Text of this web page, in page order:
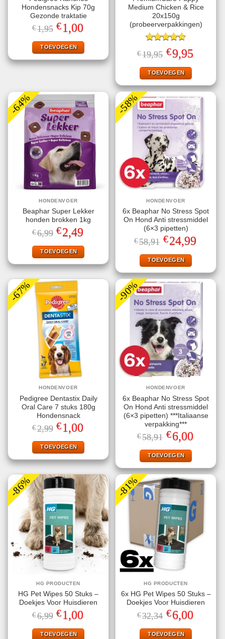
Hondensnacks Kip 70g
Gezonde traktatie
€1,95 Oorspronkelijke
prijs
was:
€1,95.
€1,00
is:
€1,00.
TOEVOEGEN
Medium Chicken & Rice
20x150g
(probeerverpakkingen)
Gewaardeerd
4.60uit 5
€19,95 Oorspronkelijke
prijs
was:
€19,95.
€9,95prijs
TOEVOEGEN
-64%
HONDENVOER
Beaphar Super Lekker
honden brokken 1kg
€6,99 Oorspronkelijke
prijs
was:
€6,99.
€2,49
is:
€2,49.
TOEVOEGEN
-58%
HONDENVOER
6x Beaphar No Stress Spot
On Hond Anti stressmiddel
(6×3 pipetten)
€58,91 Oorspronkelijke
prijs
was:
€58,91.
€24,99Huidige
prijs
TOEVOEGEN
-67%
HONDENVOER
Pedigree Dentastix Daily
Oral Care 7 stuks 180g
Hondensnack
€2,99 Oorspronkelijke
prijs
was:
€2,99.
€1,00
is:
€1,00.
TOEVOEGEN
-90%
HONDENVOER
6x Beaphar No Stress Spot
On Hond Anti stressmiddel
(6×3 pipetten) ***Italiaanse
verpakking***
€58,91 Oorspronkelijke
prijs
was:
€58,91.
€6,00Huidige
prijs
TOEVOEGEN
-86%
HG PRODUCTEN
HG Pet Wipes 50 Stuks –
Doekjes Voor Huisdieren
€6,99 Oorspronkelijke
prijs
was:
€6,99.
€1,00
is:
€1,00.
TOEVOEGEN
-81%
HG PRODUCTEN
6x HG Pet Wipes 50 Stuks –
Doekjes Voor Huisdieren
€32,34 Oorspronkelijke
prijs
was:
€32,34.
€6,00Huidige
prijs
TOEVOEGEN